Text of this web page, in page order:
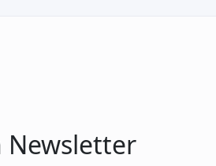
Newsletter